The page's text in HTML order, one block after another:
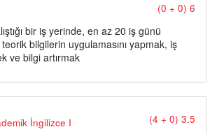
(0 + 0) 6
bir iş yerinde, en az 20 iş günü
bilgilerin uygulamasını yapmak, iş
ve bilgi artırmak
İngilizce I (4 + 0) 3.5